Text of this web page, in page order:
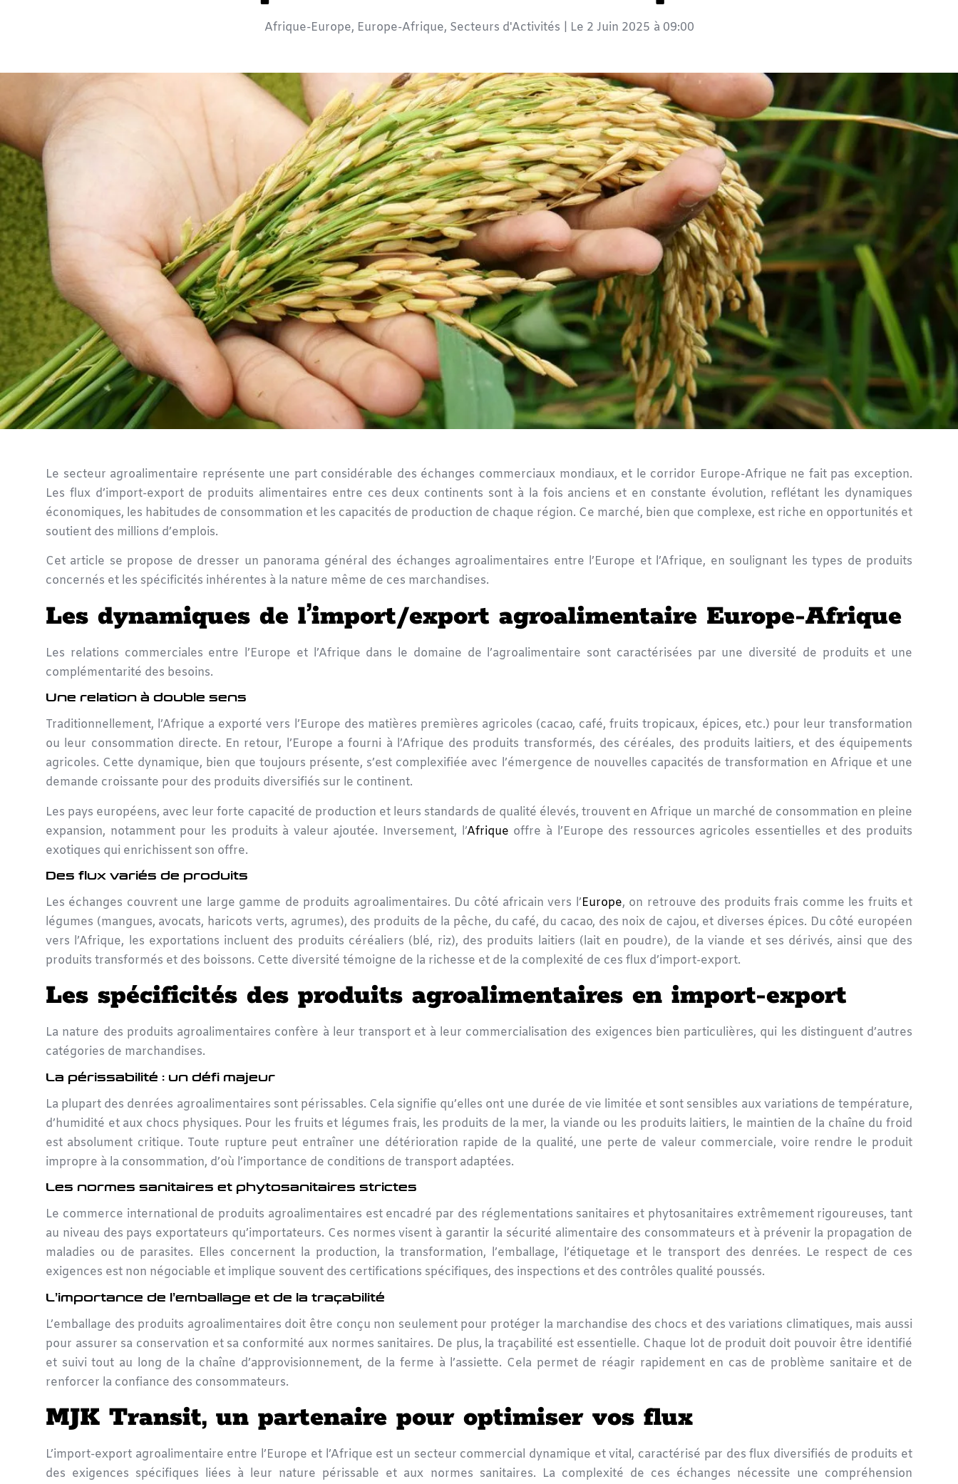
Afrique-Europe, Europe-Afrique, Secteurs d'Activités | Le 2 Juin 2025 à 09:00
Le secteur agroalimentaire représente une part considérable des échanges commerciaux mondiaux, et le corridor Europe-Afrique ne fait pas exception.
Les flux d’import-exportde produits alimentaires entre ces deux continents sont à la fois anciens et en constante évolution, reflétant les dynamiques
économiques, les habitudes de consommation et les capacités de production de chaque région. Ce marché, bien que complexe, est riche en opportunités et
soutient des millions d’emplois.
Cet article se propose de dresser un panorama général des échanges agroalimentaires entre l’Europe et l’Afrique, en soulignant les types de produits
concernés et les spécificités inhérentes à la nature même de ces marchandises.
Les dynamiques de l’import/export agroalimentaire Europe-Afrique
Les relations commerciales entre l’Europe et l’Afrique dans le domaine de l’agroalimentaire sont caractérisées par une diversité de produits et une
complémentarité des besoins.
Une relation à double sens
Traditionnellement, l’Afrique a exporté vers l’Europe des matières premières agricoles (cacao, café, fruits tropicaux, épices, etc.) pour leur transformation
ou leur consommation directe. En retour, l’Europe a fourni à l’Afrique des produits transformés, des céréales, des produits laitiers, et des équipements
agricoles. Cette dynamique, bien que toujours présente, s’est complexifiée avec l’émergence de nouvelles capacités de transformation en Afrique et une
demande croissante pour des produits diversifiés sur le continent.
Les pays européens, avec leur forte capacité de production et leurs standards de qualité élevés, trouvent en Afrique un marché de consommation en pleine
expansion, notamment pour les produits à valeur ajoutée. Inversement, l’Afrique offre à l’Europe des ressources agricoles essentielles et des produits
exotiques qui enrichissent son offre.
Des flux variés de produits
Les échanges couvrent une large gamme de produits agroalimentaires. Du côté africain vers l’Europe, on retrouve des produits frais comme les fruits et
légumes (mangues, avocats, haricots verts, agrumes), des produits de la pêche, du café, du cacao, des noix de cajou, et diverses épices. Du côté européen
vers l’Afrique, les exportations incluent des produits céréaliers (blé, riz), des produits laitiers (lait en poudre), de la viande et ses dérivés, ainsi que des
produits transformés et des boissons. Cette diversité témoigne de la richesse et de la complexité de ces flux d’import-export.
Les spécificités des produits agroalimentaires en import-export
La nature des produits agroalimentaires confère à leur transport et à leur commercialisation des exigences bien particulières, qui les distinguent d’autres
catégories de marchandises.
La périssabilité : un défi majeur
La plupart des denrées agroalimentaires sont périssables. Cela signifie qu’elles ont une durée de vie limitée et sont sensibles aux variations de température,
d’humidité et aux chocs physiques. Pour les fruits et légumes frais, les produits de la mer, la viande ou les produits laitiers, le maintien de la chaîne du froid
est absolument critique. Toute rupture peut entraîner une détérioration rapide de la qualité, une perte de valeur commerciale, voire rendre le produit
impropre à la consommation, d’où l’importance de conditions de transport adaptées.
Les normes sanitaires et phytosanitaires strictes
Le commerce international de produits agroalimentaires est encadré par des réglementations sanitaires et phytosanitaires extrêmement rigoureuses, tant
au niveau des pays exportateurs qu’importateurs. Ces normes visent à garantir la sécurité alimentaire des consommateurs et à prévenir la propagation de
maladies ou de parasites. Elles concernent la production, la transformation, l’emballage, l’étiquetage et le transport des denrées. Le respect de ces
exigences est non négociable et implique souvent des certifications spécifiques, des inspections et des contrôles qualité poussés.
L’importance de l’emballage et de la traçabilité
L’emballage des produits agroalimentaires doit être conçu non seulement pour protéger la marchandise des chocs et des variations climatiques, mais aussi
pour assurer sa conservation et sa conformité aux normes sanitaires. De plus, la traçabilité est essentielle. Chaque lot de produit doit pouvoir être identifié
et suivi tout au long de la chaîne d’approvisionnement, de la ferme à l’assiette. Cela permet de réagir rapidement en cas de problème sanitaire et de
renforcer la confiance des consommateurs.
MJK Transit, un partenaire pour optimiser vos flux
L’import-export agroalimentaire entre l’Europe et l’Afrique est un secteur commercial dynamique et vital, caractérisé par des flux diversifiés de produits et
des exigences spécifiques liées à leur nature périssable et aux normes sanitaires. La complexité de ces échanges nécessite une compréhension